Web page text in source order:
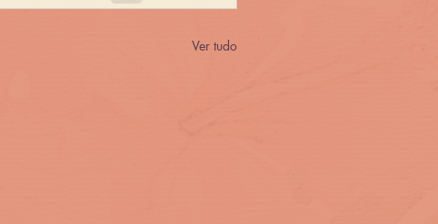
Ver tudo